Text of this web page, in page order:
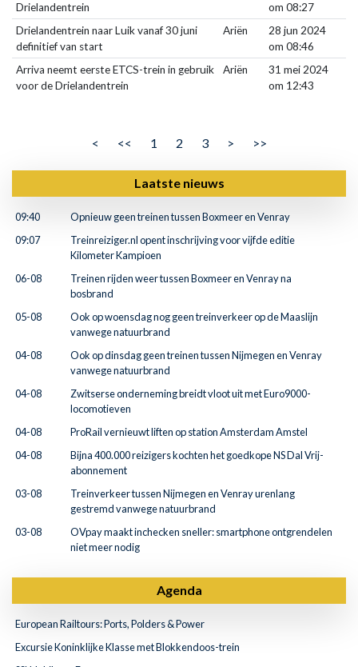
Drielandentrein
om 08:27
Drielandentrein naar Luik vanaf 30 juni
definitief van start
Ariën
28 jun 2024
om 08:46
Arriva neemt eerste ETCS-trein in gebruik
voor de Drielandentrein
Ariën
31 mei 2024
om 12:43
< << 1 2 3 > >>
Laatste nieuws
09:40
Opnieuw geen treinen tussen Boxmeer en Venray
09:07
Treinreiziger.nl opent inschrijving voor vijfde editie
Kilometer Kampioen
06-08
Treinen rijden weer tussen Boxmeer en Venray na
bosbrand
05-08
Ook op woensdag nog geen treinverkeer op de Maaslijn
vanwege natuurbrand
04-08
Ook op dinsdag geen treinen tussen Nijmegen en Venray
vanwege natuurbrand
04-08
Zwitserse onderneming breidt vloot uit met Euro9000-
locomotieven
04-08
ProRail vernieuwt liften op station Amsterdam Amstel
04-08
Bijna 400.000 reizigers kochten het goedkope NS Dal Vrij-
abonnement
03-08
Treinverkeer tussen Nijmegen en Venray urenlang
gestremd vanwege natuurbrand
03-08
OVpay maakt inchecken sneller: smartphone ontgrendelen
niet meer nodig
Agenda
European Railtours: Ports, Polders & Power
Excursie Koninklijke Klasse met Blokkendoos-trein